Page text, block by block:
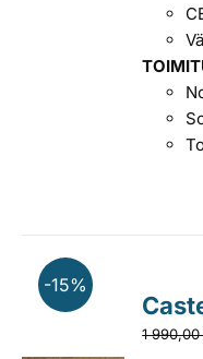
-15%
1